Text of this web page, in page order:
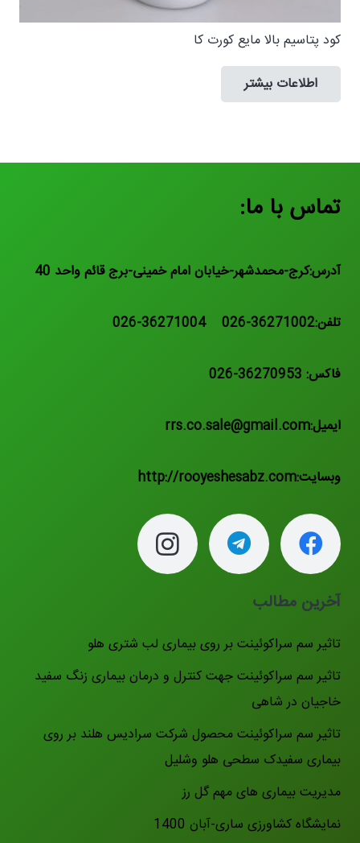
کود پتاسیم بالا مایع كورت كا
اطلاعات بیشتر
تماس با ما:
آدرس:کرج-محمدشهر-خیابان امام خمینی-برج قائم واحد 40
تلفن:36271002-026 36271004-026
فاکس: 36270953-026
ایمیل:rrs.co.sale@gmail.com
وبسایت:http://rooyeshesabz.com
آخرین مطالب
تاثیر سم سراکوئینت بر روی بیماری لب شتری هلو
تاثیر سم سراکوئینت جهت کنترل و درمان بیماری زنگ سفید
خاجیان در شاهی
تاثیر سم سراکوئینت محصول شرکت سرادیس هلند بر روی
بیماری سفیدک سطحی هلو وشلیل
مدیریت بیماری های مهم گل رز
نمایشگاه کشاورزی ساری-آبان 1400